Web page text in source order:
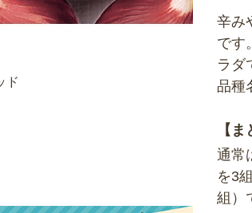
ド
辛み
です
ラダ
品種
【
通常
を3
組）